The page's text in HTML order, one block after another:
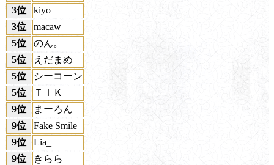
3位
kiyo
3位
macaw
5位
のん。
5位
えだまめ
5位
シーコーン
5位
ＴＩＫ
9位
まーろん
9位
Fake Smile
9位
Lia_
9位
きらら